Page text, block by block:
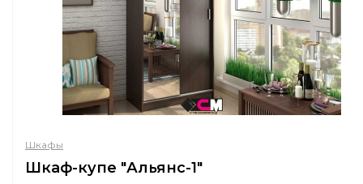
Шкафы
Шкаф-купе "Альянс-1"